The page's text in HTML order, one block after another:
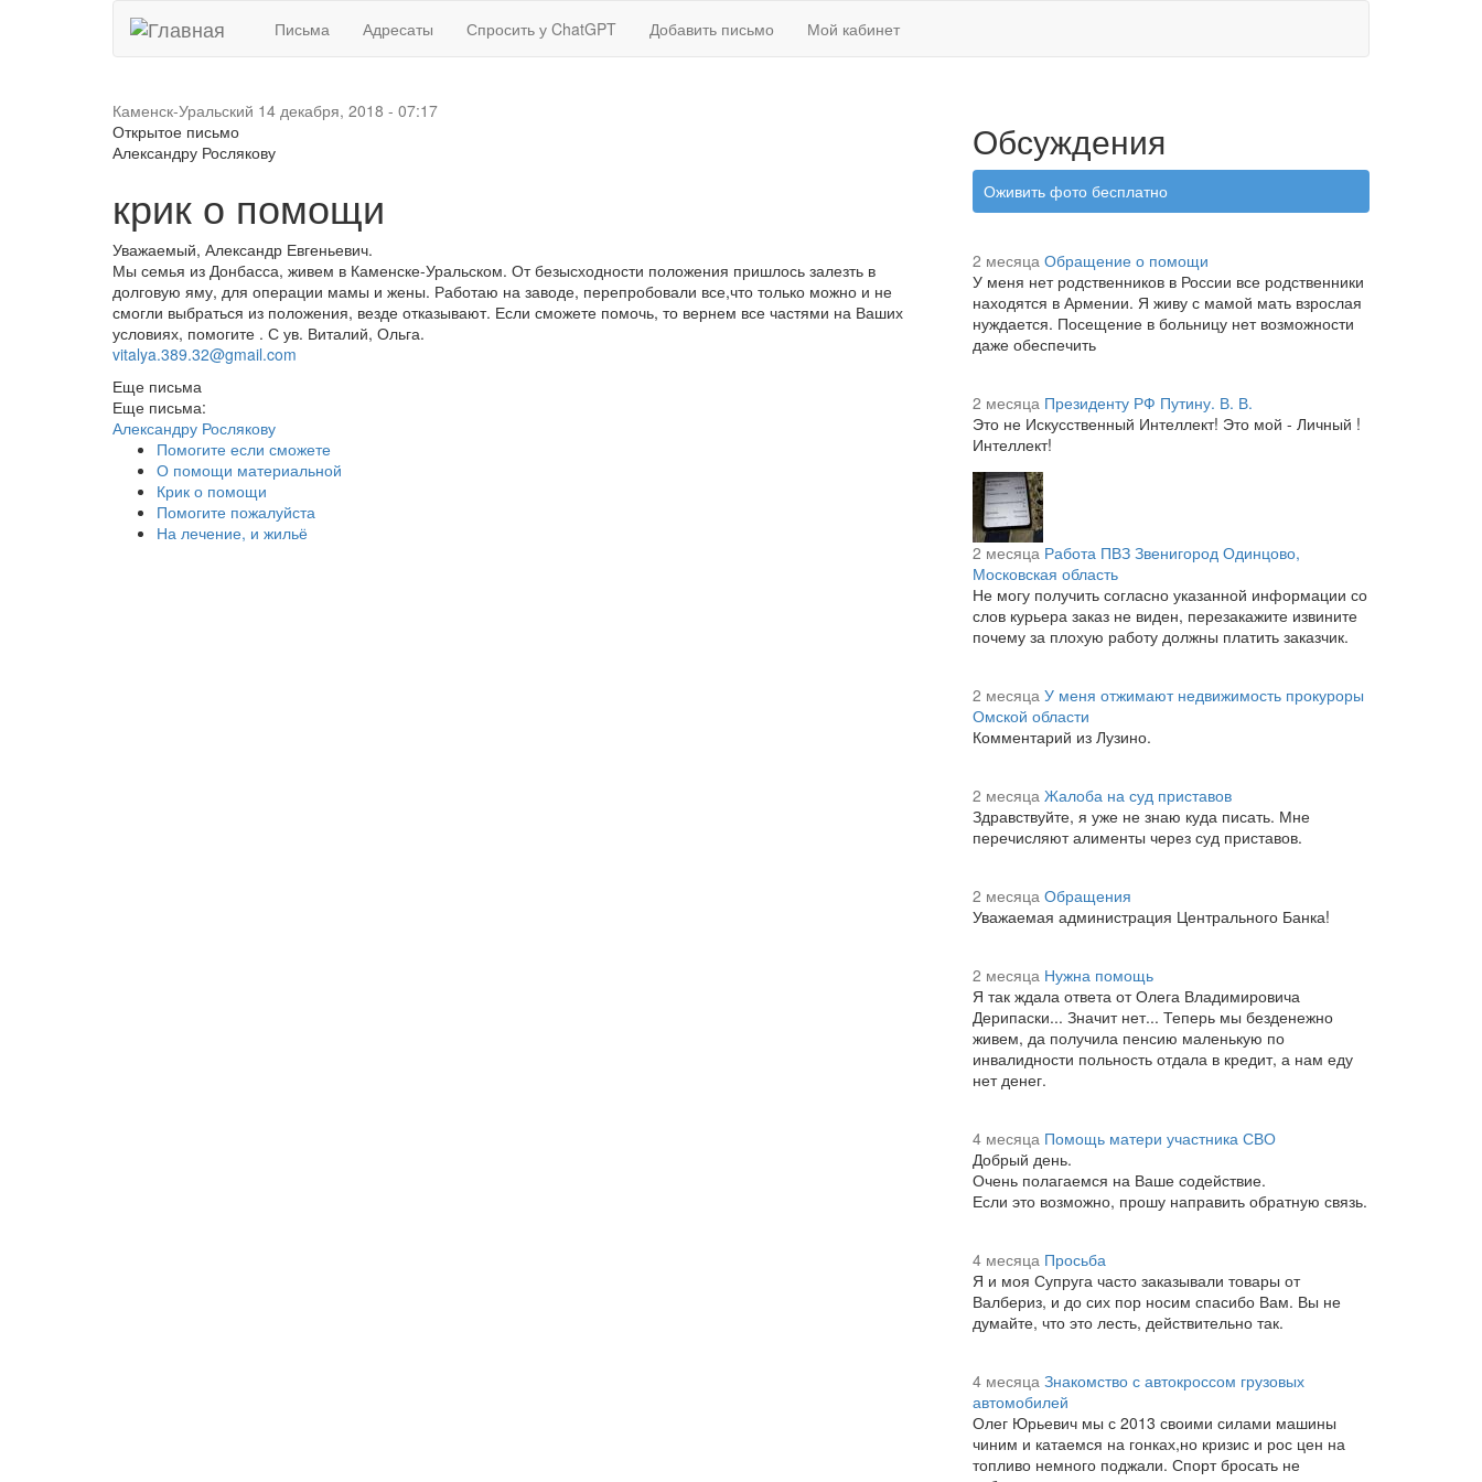
Письма Адресаты Спросить у ChatGPT Добавить письмо Мой кабинет
Каменск-Уральский 14 декабря, 2018 - 07:17
Открытое письмо
Александру Рослякову
крик о помощи
Уважаемый, Александр Евгеньевич.
Мы семья из Донбасса, живем в Каменске-Уральском. От безысходности положения пришлось залезть в
долговую яму, для операции мамы и жены. Работаю на заводе, перепробовали все,что только можно и не
смогли выбраться из положения, везде отказывают. Если сможете помочь, то вернем все частями на Ваших
условиях, помогите . С ув. Виталий, Ольга.
vitalya.389.32@gmail.com
Еще письма
Еще письма:
Александру Рослякову
Помогите если сможете
О помощи материальной
Крик о помощи
Помогите пожалуйста
На лечение, и жильё
Обсуждения
Оживить фото бесплатно
2 месяца Обращение о помощи
У меня нет родственников в России все родственники
находятся в Армении. Я живу с мамой мать взрослая
нуждается. Посещение в больницу нет возможности
даже обеспечить
2 месяца Президенту РФ Путину. В. В.
Это не Искусственный Интеллект! Это мой - Личный !
Интеллект!
2 месяца Работа ПВЗ Звенигород Одинцово,
Московская область
Не могу получить согласно указанной информации со
слов курьера заказ не виден, перезакажите извините
почему за плохую работу должны платить заказчик.
2 месяца У меня отжимают недвижимость прокуроры
Омской области
Комментарий из Лузино.
2 месяца Жалоба на суд приставов
Здравствуйте, я уже не знаю куда писать. Мне
перечисляют алименты через суд приставов.
2 месяца Обращения
Уважаемая администрация Центрального Банка!
2 месяца Нужна помощь
Я так ждала ответа от Олега Владимировича
Дерипаски... Значит нет... Теперь мы безденежно
живем, да получила пенсию маленькую по
инвалидности польность отдала в кредит, а нам еду
нет денег.
4 месяца Помощь матери участника СВО
Добрый день.
Очень полагаемся на Ваше содействие.
Если это возможно, прошу направить обратную связь.
4 месяца Просьба
Я и моя Супруга часто заказывали товары от
Валбериз, и до сих пор носим спасибо Вам. Вы не
думайте, что это лесть, действительно так.
4 месяца Знакомство с автокроссом грузовых
автомобилей
Олег Юрьевич мы с 2013 своими силами машины
чиним и катаемся на гонках,но кризис и рос цен на
топливо немного поджали. Спорт бросать не